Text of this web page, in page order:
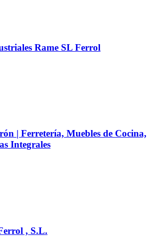
Rame SL Ferrol
| Ferretería, Muebles de Cocina,
Integrales
, S.L.